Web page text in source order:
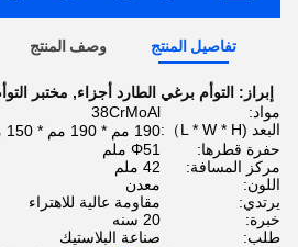
تفاصيل المنتج وصف المنتج
إبراز: التوأم برغي الطارد أجزاء, مختبر
مواد:
38CrMoAl
البعد (L * W * H）:
190 مم * 190 مم * 150 مم
حفرة قطرها:
Φ51 ملم
مركز المسافة:
42 ملم
اللون:
معدن
يرتدي:
مقاومة عالية للاهتراء
خبرة:
20 سنه
طلب:
صناعة البلاستيك